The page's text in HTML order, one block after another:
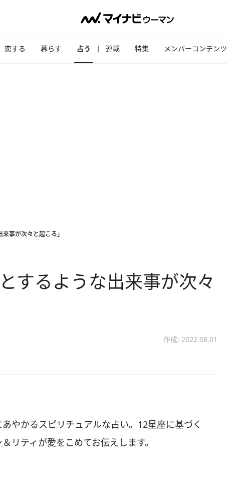
恋する 暮らす 占う 連載 特集 メンバーコンテンツ
事が次々と起こる」
するような出来事が次々
作成: 2022.08.01
やかるスピリチュアルな占い。12星座に基づく
リティが愛をこめてお伝えします。